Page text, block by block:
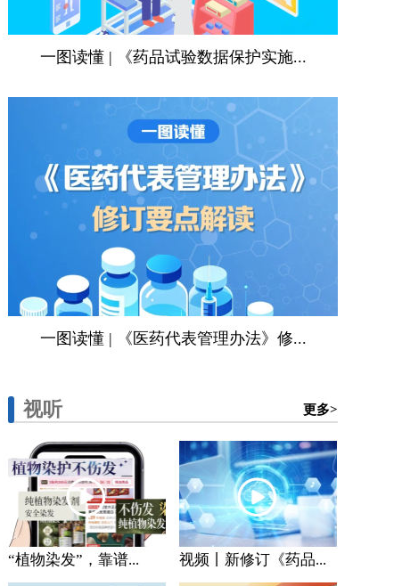
一图读懂 | 《药品试验数据保护实施...
一图读懂 | 《医药代表管理办法》修...
视听 更多>
“植物染发”，靠谱... 视频丨新修订《药品...